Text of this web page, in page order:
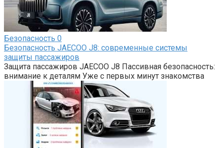
Безопасность 0
Безопасность JAECOO J8: современные системы
защиты пассажиров
Защита пассажиров JAECOO J8 Пассивная безопасность:
внимание к деталям Уже с первых минут знакомства